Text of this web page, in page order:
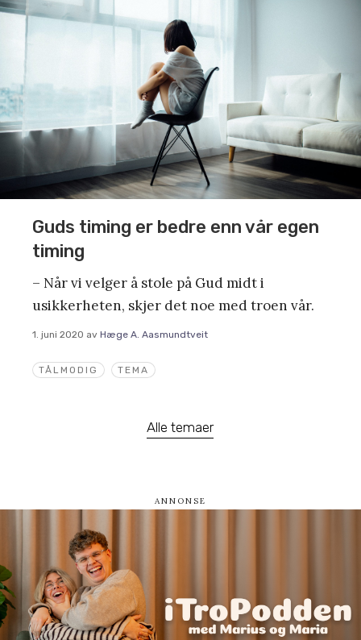
TÅLMODIG TEMA
Guds timing er bedre enn vår egen
timing
– Når vi velger å stole på Gud midt i
usikkerheten, skjer det noe med troen vår.
1. juni 2020 av Hæge A. Aasmundtveit
Alle temaer